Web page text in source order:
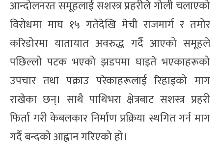
आन्दोलनरत समूहलाई सशस्त्र प्रहरीले गोली चलाएको
विरोधमा माघ १५ गतेदेखि मेची राजमार्ग र तमोर
करिडोरमा यातायात अवरुद्ध गर्दै आएको समूहले
पछिल्लो पटक भएको झडपमा घाइते भएकाहरूको
उपचार तथा पक्राउ परेकाहरूलाई रिहाइको माग
राखेका छन्। साथै पाथिभरा क्षेत्रबाट सशस्त्र प्रहरी
फिर्ता गरी केबलकार निर्माण प्रक्रिया स्थगित गर्न माग
गर्दै बन्दको आह्वान गरिएको हो।